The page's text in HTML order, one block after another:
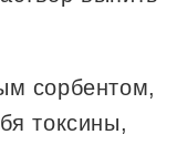
сорбентом,
токсины,